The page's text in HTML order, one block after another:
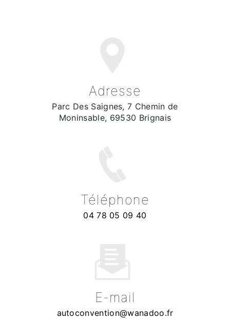
Adresse
Parc Des Saignes, 7 Chemin de
Moninsable, 69530 Brignais
Téléphone
04 78 05 09 40
E-mail
autoconvention@wanadoo.fr